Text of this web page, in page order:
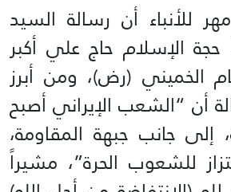
للأنباء أن رسالة السيد
حجة الإسلام حاج علي أكبر
الخميني (رض)، ومن أبرز
أن “الشعب الإيراني أصبح
إلى جانب جبهة المقاومة،
للشعوب الحرة”، مشيراً